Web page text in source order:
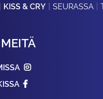
KISS & CRY SEURASSA